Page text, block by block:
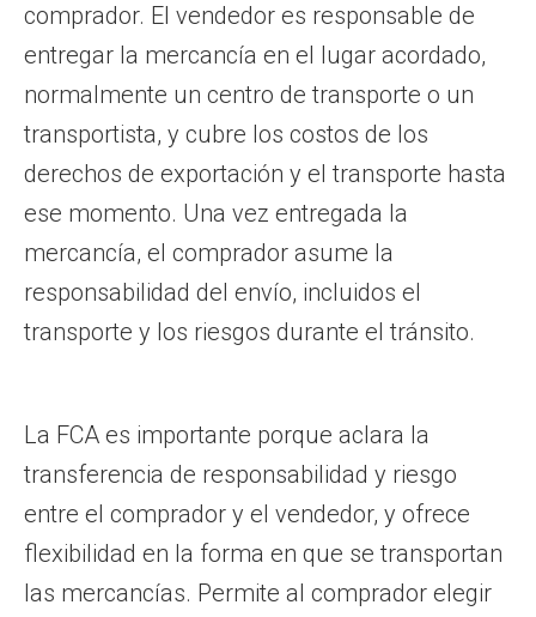
comprador. El vendedor es responsable de
entregar la mercancía en el lugar acordado,
normalmente un centro de transporte o un
transportista, y cubre los costos de los
derechos de exportación y el transporte hasta
ese momento. Una vez entregada la
mercancía, el comprador asume la
responsabilidad del envío, incluidos el
transporte y los riesgos durante el tránsito.
La FCA es importante porque aclara la
transferencia de responsabilidad y riesgo
entre el comprador y el vendedor, y ofrece
flexibilidad en la forma en que se transportan
las mercancías. Permite al comprador elegir